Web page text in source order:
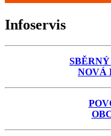
Infoservis
NOVÁ